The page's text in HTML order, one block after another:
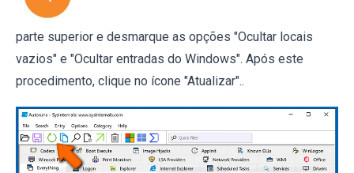
parte superior e desmarque as opções "Ocultar locais
vazios" e "Ocultar entradas do Windows". Após este
procedimento, clique no ícone "Atualizar"..